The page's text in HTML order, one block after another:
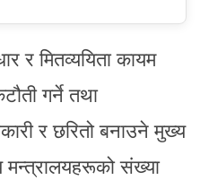
र मितव्ययिता कायम
गर्ने तथा
र छरितो बनाउने मुख्य
मन्त्रालयहरूको संख्या